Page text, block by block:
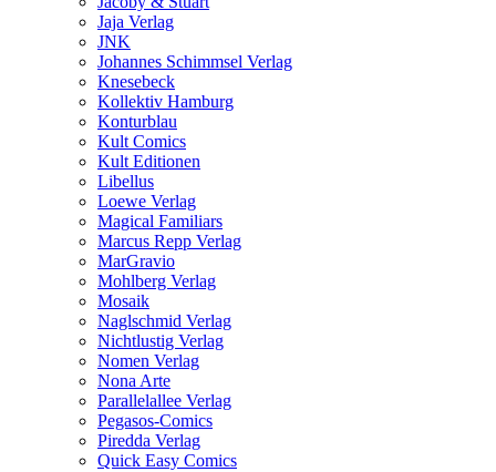
Jaja Verlag
JNK
Johannes Schimmsel Verlag
Knesebeck
Kollektiv Hamburg
Konturblau
Kult Comics
Kult Editionen
Libellus
Loewe Verlag
Magical Familiars
Marcus Repp Verlag
MarGravio
Mohlberg Verlag
Mosaik
Naglschmid Verlag
Nichtlustig Verlag
Nomen Verlag
Nona Arte
Parallelallee Verlag
Pegasos-Comics
Piredda Verlag
Quick Easy Comics